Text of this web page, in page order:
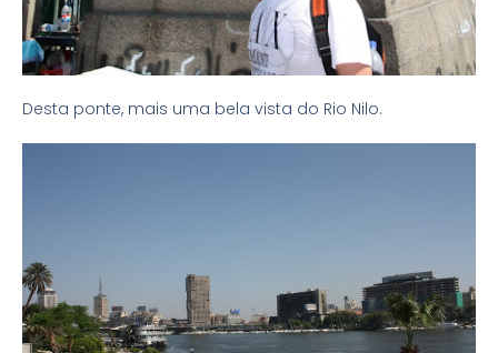
Desta ponte, mais uma bela vista do Rio Nilo.